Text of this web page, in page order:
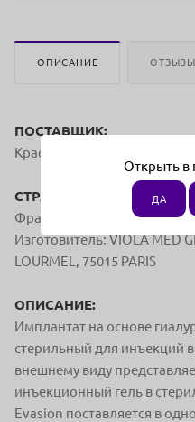
ОПИСАНИЕ ОТЗЫВЫ
ПОСТАВЩИК:
Красивая Профессия
СТРАНА ПРОИЗВОДСТВА:
Франция
Изготовитель: VIOLA MED
LOURMEL, 75015 PARIS
ОПИСАНИЕ:
Имплантат на основе
стерильный для инъекций
внешнему виду
инъекционный гель в
Evasion поставляется в
Открыть в
ДА